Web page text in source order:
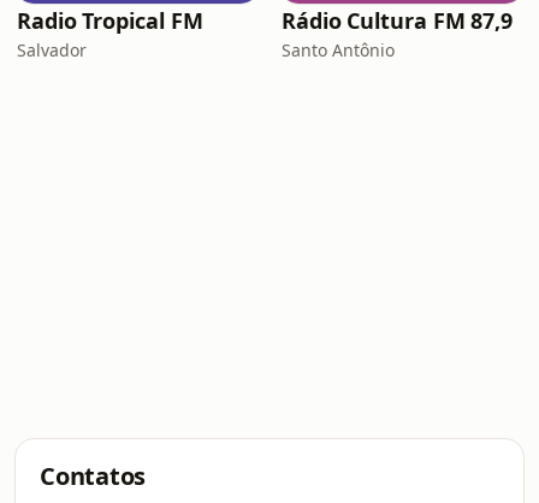
Radio Tropical FM
Salvador
Rádio Cultura FM 87,9
Santo Antônio
Contatos